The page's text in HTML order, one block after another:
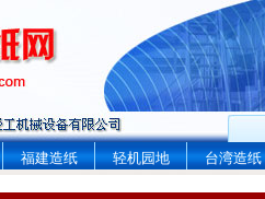
福建造纸 轻机园地 台湾造纸